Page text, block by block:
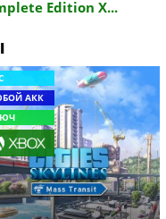
Edition X...
АКК